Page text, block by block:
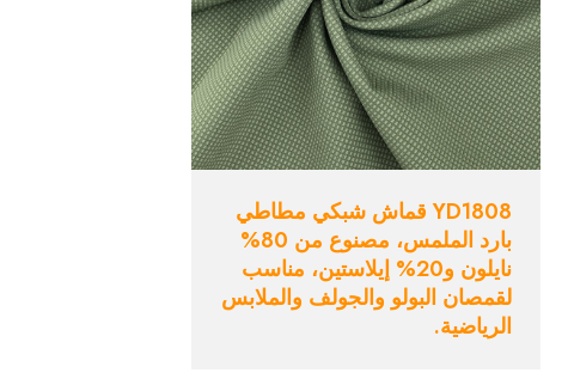
YD1808 قماش شبكي مطاطي
بارد الملمس، مصنوع من 80%
نايلون و20% إيلاستين، مناسب
لقمصان البولو والجولف والملابس
الرياضية.